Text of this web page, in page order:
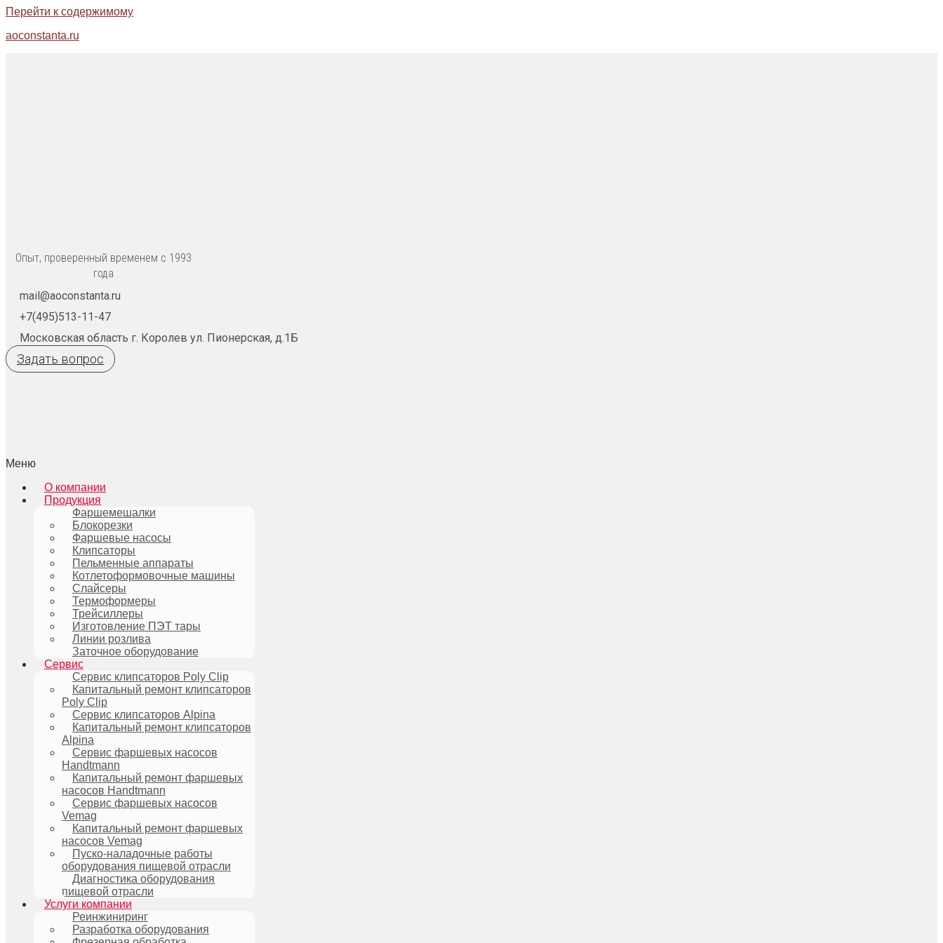
Перейти к содержимому
aoconstanta.ru
Опыт, проверенный временем с 1993
года
mail@aoconstanta.ru
+7(495)513-11-47
Московская область г. Королев ул. Пионерская, д.1Б
Задать вопрос
Меню
О компании
Продукция
Фаршемешалки
Блокорезки
Фаршевые насосы
Клипсаторы
Пельменные аппараты
Котлетоформовочные машины
Слайсеры
Термоформеры
Трейсиллеры
Изготовление ПЭТ тары
Линии розлива
Заточное оборудование
Сервис
Сервис клипсаторов Poly Clip
Капитальный ремонт клипсаторов
Poly Clip
Сервис клипсаторов Alpina
Капитальный ремонт клипсаторов
Alpina
Сервис фаршевых насосов
Handtmann
Капитальный ремонт фаршевых
насосов Handtmann
Сервис фаршевых насосов
Vemag
Капитальный ремонт фаршевых
насосов Vemag
Пуско-наладочные работы
оборудования пищевой отрасли
Диагностика оборудования
пищевой отрасли
Услуги компании
Реинжиниринг
Разработка оборудования